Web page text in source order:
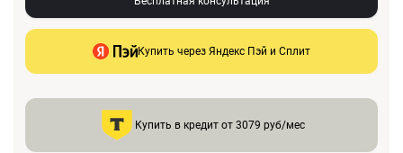
Купить через Яндекс Пэй и Сплит
Купить в кредит от 3079 руб/мес